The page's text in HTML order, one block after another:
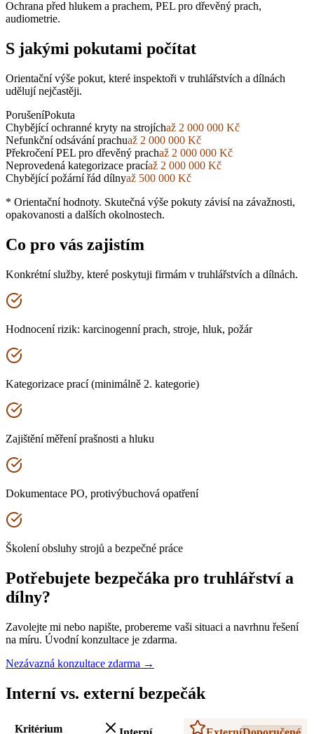
Ochrana před hlukem a prachem, PEL pro dřevěný prach,
audiometrie.
S jakými pokutami počítat
Orientační výše pokut, které inspektoři v truhlářstvích a dílnách
udělují nejčastěji.
PorušeníPokuta
Chybějící ochranné kryty na strojíchaž 2 000 000 Kč
Nefunkční odsávání prachuaž 2 000 000 Kč
Překročení PEL pro dřevěný prachaž 2 000 000 Kč
Neprovedená kategorizace pracíaž 2 000 000 Kč
Chybějící požární řád dílnyaž 500 000 Kč
* Orientační hodnoty. Skutečná výše pokuty závisí na závažnosti,
opakovanosti a dalších okolnostech.
Co pro vás zajistím
Konkrétní služby, které poskytuji firmám v truhlářstvích a dílnách.
Hodnocení rizik: karcinogenní prach, stroje, hluk, požár
Kategorizace prací (minimálně 2. kategorie)
Zajištění měření prašnosti a hluku
Dokumentace PO, protivýbuchová opatření
Školení obsluhy strojů a bezpečné práce
Potřebujete bezpečáka pro truhlářství a
dílny?
Zavolejte mi nebo napište, probereme vaši situaci a navrhnu řešení
na míru. Úvodní konzultace je zdarma.
Nezávazná konzultace zdarma →
Interní vs. externí bezpečák
Kritérium